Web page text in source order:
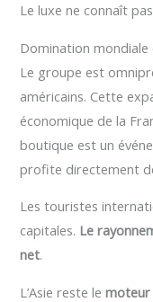
Le luxe ne connaît
Domination
Le groupe est
américains. Cette
économique de la
boutique est un
profite directement
Les touristes
capitales. Le
net.
L’Asie reste lemoteur